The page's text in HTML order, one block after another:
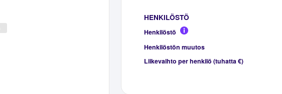
HENKILÖSTÖ
Henkilöstö
Henkilöstön muutos
Liikevaihto per henkilö (tuhatta €)